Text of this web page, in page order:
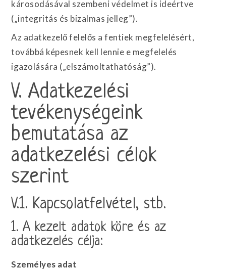
károsodásával szembeni védelmet is ideértve
(„integritás és bizalmas jelleg”).
Az adatkezelő felelős a fentiek megfelelésért,
továbbá képesnek kell lennie e megfelelés
igazolására („elszámoltathatóság”).
V. Adatkezelési
tevékenységeink
bemutatása az
adatkezelési célok
szerint
V.1. Kapcsolatfelvétel, stb.
1. A kezelt adatok köre és az
adatkezelés célja:
Személyes adat